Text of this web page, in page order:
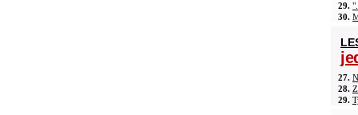
29.
30.
27.
28.
29.